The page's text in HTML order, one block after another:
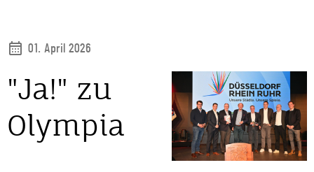
01. April 2026
"Ja!" zu
Olympia